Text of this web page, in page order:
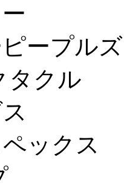
ープルズ
タクル
ックス